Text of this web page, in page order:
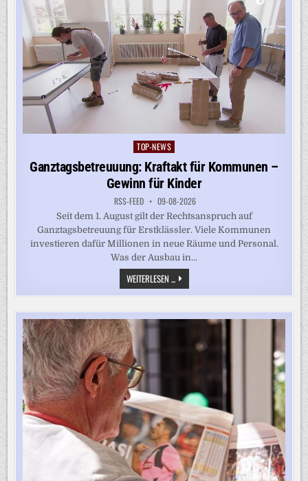
Posted
TOP-NEWS
Ganztagsbetreuuung: Kraftakt für Kommunen –
Gewinn für Kinder
RSS-FEED 09-08-2026
Seit dem 1. August gilt der Rechtsanspruch auf
Ganztagsbetreuung für Erstklässler. Viele Kommunen
investieren dafür Millionen in neue Räume und Personal.
Was der Ausbau in...
WEITERLESEN ... GANZTAGSBETREUUUNG:
KRAFTAKT
FÜR
–
GEWINN
KINDER